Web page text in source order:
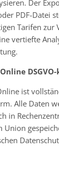
Der
PDF-Datei
Tarifen zur
vertiefte
ist
Alle Daten
in
Union